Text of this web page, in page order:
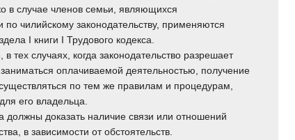
в случае членов семьи, являющихся
чилийскому законодательству, применяются
I книги I Трудового кодекса.
тех случаях, когда законодательство разрешает
оплачиваемой деятельностью, получение
по тем же правилам и процедурам,
его владельца.
доказать наличие связи или отношений
в зависимости от обстоятельств.